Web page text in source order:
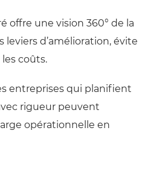
offre une vision 360° de la
leviers d’amélioration, évite
coûts.
entreprises qui planifient
rigueur peuvent
opérationnelle en